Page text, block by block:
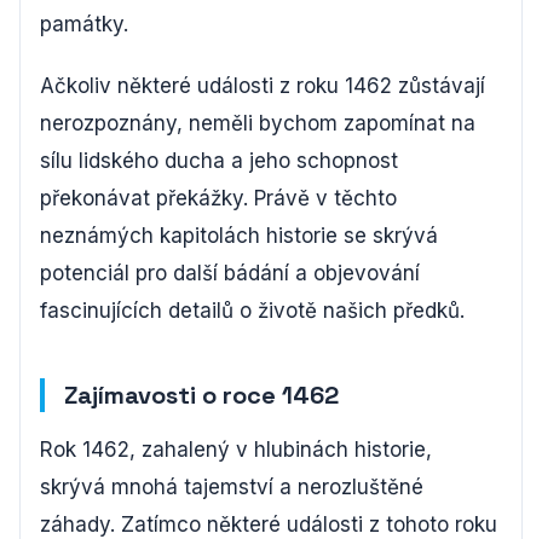
památky.
Ačkoliv některé události z roku 1462 zůstávají
nerozpoznány, neměli bychom zapomínat na
sílu lidského ducha a jeho schopnost
překonávat překážky. Právě v těchto
neznámých kapitolách historie se skrývá
potenciál pro další bádání a objevování
fascinujících detailů o životě našich předků.
Zajímavosti o roce 1462
Rok 1462, zahalený v hlubinách historie,
skrývá mnohá tajemství a nerozluštěné
záhady. Zatímco některé události z tohoto roku